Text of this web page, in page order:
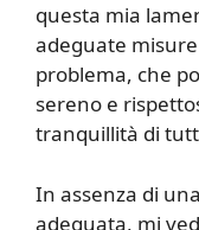
questa mia
adeguate
problema, che
sereno e
tranquillità di
In assenza di
adeguata, mi